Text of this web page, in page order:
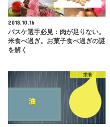
2018.10.16
バスケ選手必見：肉が足りない。
米食べ過ぎ。お菓子食べ過ぎの謎
を解く
栄養